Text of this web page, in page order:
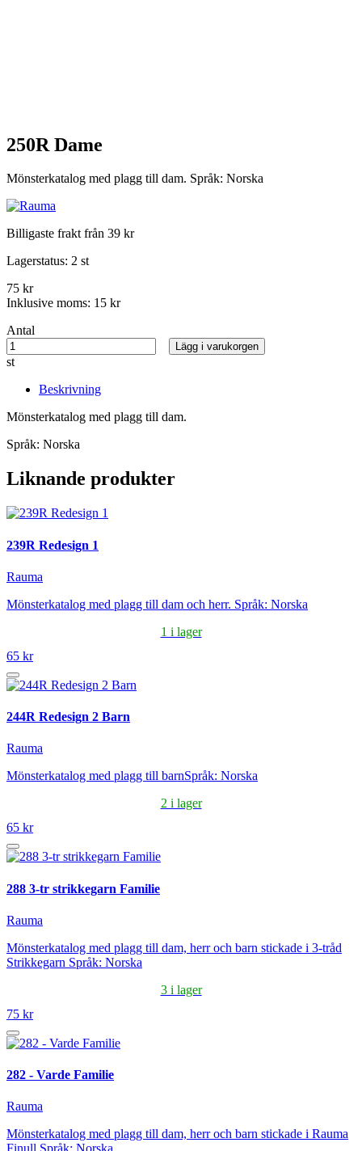
250R Dame
Mönsterkatalog med plagg till dam. Språk: Norska
Billigaste frakt från 39 kr
Lagerstatus: 2 st
75 kr
Inklusive moms: 15 kr
Antal
st
Lägg i varukorgen
Beskrivning
Mönsterkatalog med plagg till dam.
Språk: Norska
Liknande produkter
239R Redesign 1
Rauma
Mönsterkatalog med plagg till dam och herr. Språk: Norska
1 i lager
65 kr
244R Redesign 2 Barn
Rauma
Mönsterkatalog med plagg till barnSpråk: Norska
2 i lager
65 kr
288 3-tr strikkegarn Familie
Rauma
Mönsterkatalog med plagg till dam, herr och barn stickade i 3-tråd
Strikkegarn Språk: Norska
3 i lager
75 kr
282 - Varde Familie
Rauma
Mönsterkatalog med plagg till dam, herr och barn stickade i Rauma